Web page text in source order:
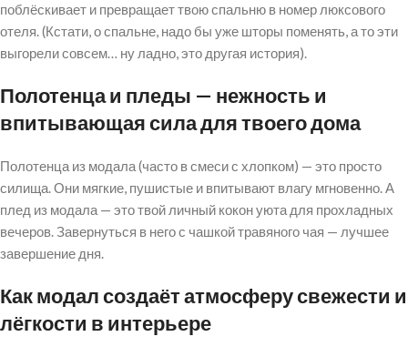
поблёскивает и превращает твою спальню в номер люксового
отеля. (Кстати, о спальне, надо бы уже шторы поменять, а то эти
выгорели совсем… ну ладно, это другая история).
Полотенца и пледы — нежность и
впитывающая сила для твоего дома
Полотенца из модала (часто в смеси с хлопком) — это просто
силища. Они мягкие, пушистые и впитывают влагу мгновенно. А
плед из модала — это твой личный кокон уюта для прохладных
вечеров. Завернуться в него с чашкой травяного чая — лучшее
завершение дня.
Как модал создаёт атмосферу свежести и
лёгкости в интерьере